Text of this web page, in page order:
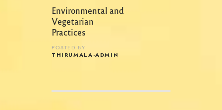
Environmental and
Vegetarian
Practices
POSTED BY
THIRUMALA-ADMIN